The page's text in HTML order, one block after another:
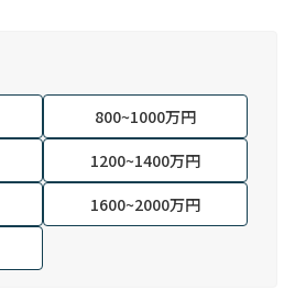
800~1000万円
1200~1400万円
1600~2000万円